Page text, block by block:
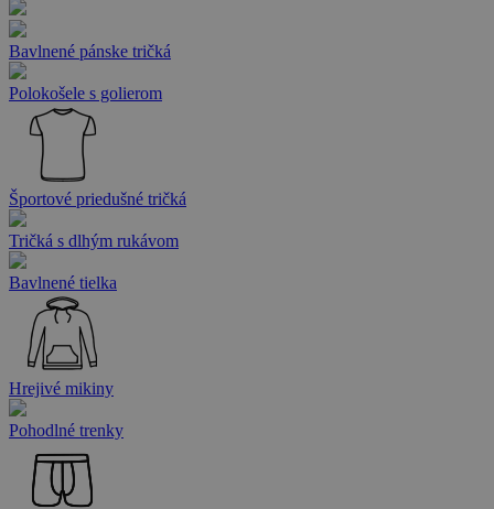
Bavlnené pánske tričká
Polokošele s golierom
Športové priedušné tričká
Tričká s dlhým rukávom
Bavlnené tielka
Hrejivé mikiny
Pohodlné trenky